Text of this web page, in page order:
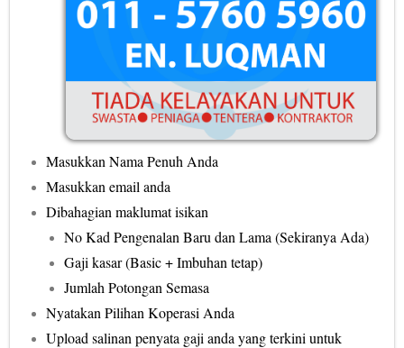
Masukkan Nama Penuh Anda
Masukkan email anda
Dibahagian maklumat isikan
No Kad Pengenalan Baru dan Lama (Sekiranya Ada)
Gaji kasar (Basic + Imbuhan tetap)
Jumlah Potongan Semasa
Nyatakan Pilihan Koperasi Anda
Upload salinan penyata gaji anda yang terkini untuk